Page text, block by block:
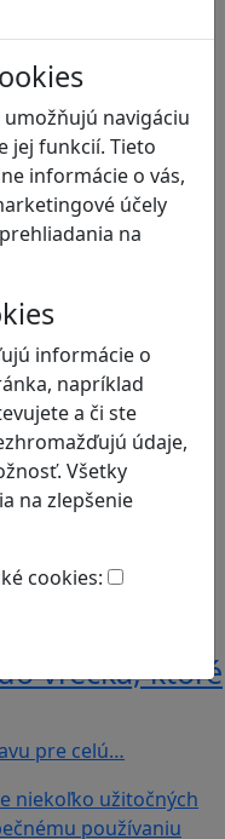
navigáciu
jej funkcií. Tieto
informácie o vás,
účely
na
informácie o
napríklad
a či ste
údaje,
Všetky
na zlepšenie
cookies:
keď budete
alternatívne
Follow me
kami…
vrecka, ktoré
pre celú…